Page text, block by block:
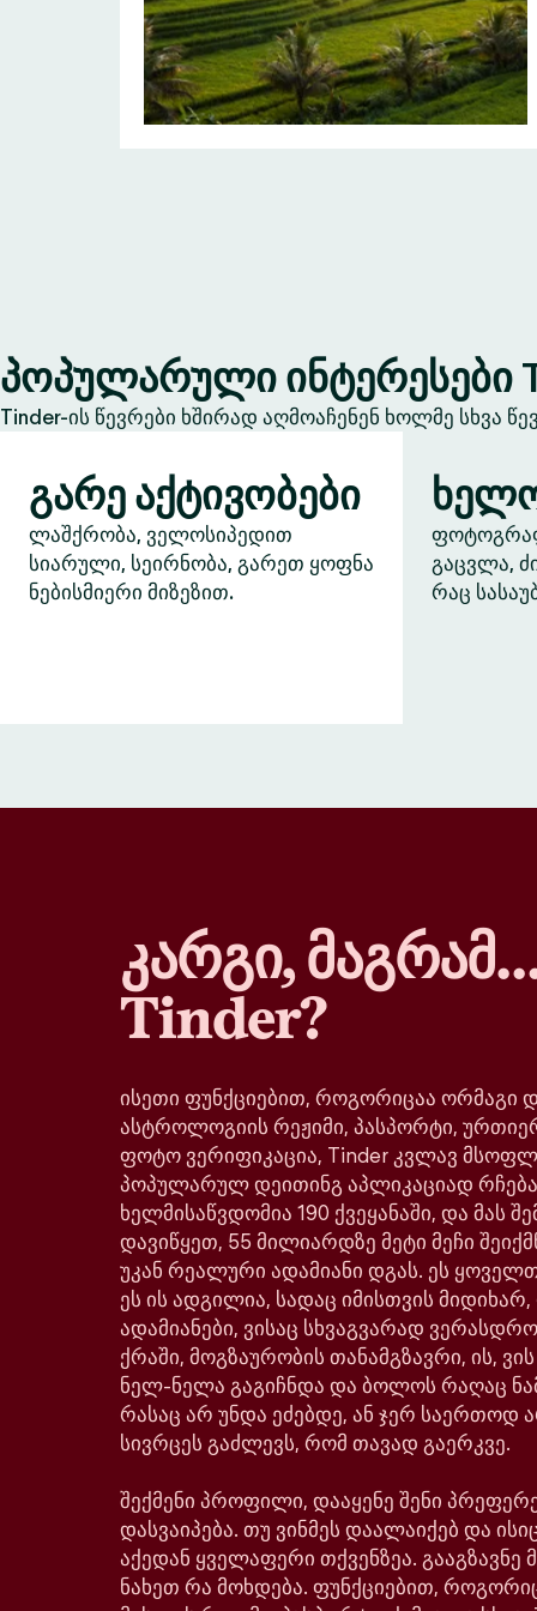
პოპულარული ინტერესები
Tinder-ის წევრები ხშირად აღმოაჩენენ ხოლმე სხვა
გარე აქტივობები
ლაშქრობა, ველოსიპედით
სიარული, სეირნობა, გარეთ ყოფნა
ნებისმიერი მიზეზით.
გაცვლა,
რაც
კარგი,
Tinder?
ისეთი ფუნქციებით, როგორიცაა ორმაგი
ასტროლოგიის რეჟიმი, პასპორტი,
ფოტო ვერიფიკაცია, Tinder კვლავ
პოპულარულ დეითინგ აპლიკაციად
ხელმისაწვდომია 190 ქვეყანაში, და მას
დავიწყეთ, 55 მილიარდზე მეტი მეჩი
უკან რეალური ადამიანი დგას. ეს
ეს ის ადგილია, სადაც იმისთვის
ადამიანები, ვისაც სხვაგვარად
ქრაში, მოგზაურობის თანამგზავრი, ის,
ნელ-ნელა გაგიჩნდა და ბოლოს რაღაც
რასაც არ უნდა ეძებდე, ან ჯერ საერთოდ
სივრცეს გაძლევს, რომ თავად გაერკვე.
შექმენი პროფილი, დააყენე შენი
დასვაიპება. თუ ვინმეს დაალაიქებ და
აქედან ყველაფერი თქვენზეა. გააგზავნე
ნახეთ რა მოხდება. ფუნქციებით,